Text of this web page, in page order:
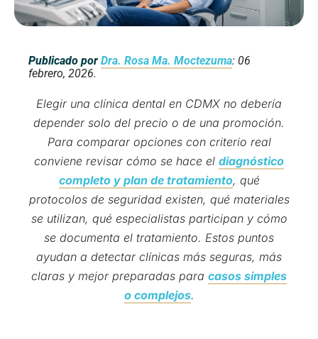
Publicado por Dra. Rosa Ma. Moctezuma: 06
febrero, 2026.
Elegir una clínica dental en CDMX no debería
depender solo del precio o de una promoción.
Para comparar opciones con criterio real
conviene revisar cómo se hace el diagnóstico
completo y plan de tratamiento, qué
protocolos de seguridad existen, qué materiales
se utilizan, qué especialistas participan y cómo
se documenta el tratamiento. Estos puntos
ayudan a detectar clínicas más seguras, más
claras y mejor preparadas para casos simples
o complejos.